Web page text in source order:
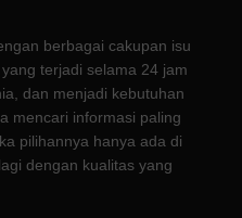
berbagai cakupan isu
terjadi selama 24 jam
dan menjadi kebutuhan
mencari informasi paling
pilihannya hanya ada di
dengan kualitas yang